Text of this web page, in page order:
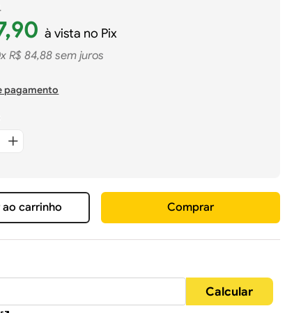
,90 à vista no Pix
x R$ 84,88sem juros
pagamento
carrinho Comprar